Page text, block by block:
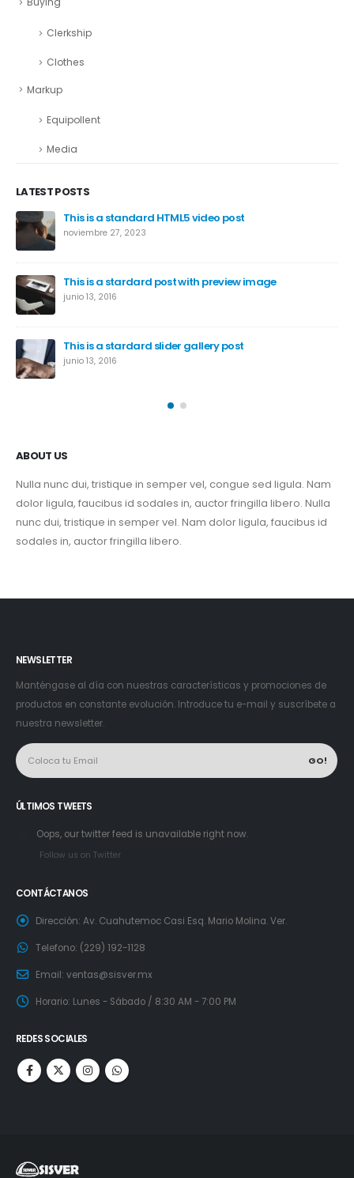
Clerkship
Clothes
Markup
Equipollent
Media
LATEST POSTS
This is a standard HTML5 video post
noviembre 27, 2023
This is a stardard post with preview image
junio 13, 2016
This is a stardard slider gallery post
junio 13, 2016
ABOUT US
Nulla nunc dui, tristique in semper vel, congue sed ligula. Nam
dolor ligula, faucibus id sodales in, auctor fringilla libero. Nulla
nunc dui, tristique in semper vel. Nam dolor ligula, faucibus id
sodales in, auctor fringilla libero.
NEWSLETTER
Manténgase al día con nuestras características y promociones de
productos en constante evolución. Introduce tu e-mail y suscríbete a
nuestra newsletter.
ÚLTIMOS TWEETS
Oops, our twitter feed is unavailable right now.
Follow us on Twitter
CONTÁCTANOS
Dirección: Av. Cuahutemoc Casi Esq. Mario Molina. Ver.
Telefono: (229) 192-1128
Email: ventas@sisver.mx
Horario: Lunes - Sábado / 8:30 AM - 7:00 PM
REDES SOCIALES